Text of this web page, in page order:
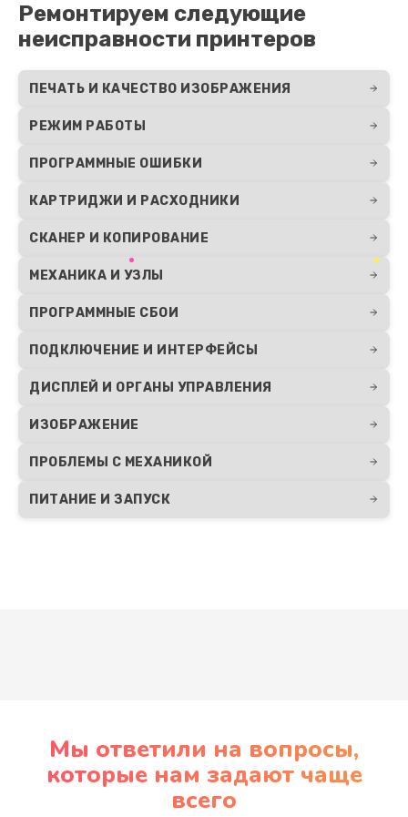
Ремонтируем следующие
неисправности принтеров
ПЕЧАТЬ И КАЧЕСТВО ИЗОБРАЖЕНИЯ
РЕЖИМ РАБОТЫ
ПРОГРАММНЫЕ ОШИБКИ
КАРТРИДЖИ И РАСХОДНИКИ
СКАНЕР И КОПИРОВАНИЕ
МЕХАНИКА И УЗЛЫ
ПРОГРАММНЫЕ СБОИ
ПОДКЛЮЧЕНИЕ И ИНТЕРФЕЙСЫ
ДИСПЛЕЙ И ОРГАНЫ УПРАВЛЕНИЯ
ИЗОБРАЖЕНИЕ
ПРОБЛЕМЫ С МЕХАНИКОЙ
ПИТАНИЕ И ЗАПУСК
Мы ответили на вопросы,
которые нам задают чаще
всего